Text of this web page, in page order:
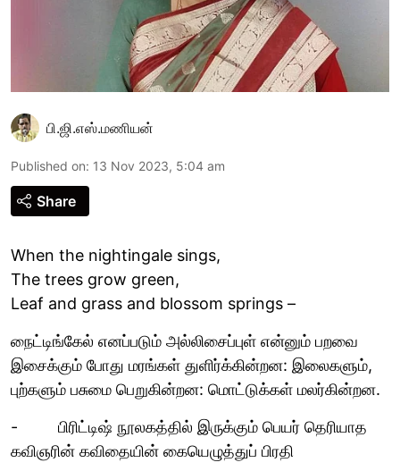
பி.ஜி.எஸ்.மணியன்
Published on: 13 Nov 2023, 5:04 am
Share
When the nightingale sings,
The trees grow green,
Leaf and grass and blossom springs –
நைட்டிங்கேல் எனப்படும் அல்லிசைப்புள் என்னும் பறவை
இசைக்கும் போது மரங்கள் துளிர்க்கின்றன: இலைகளும்,
புற்களும் பசுமை பெறுகின்றன: மொட்டுக்கள் மலர்கின்றன.
- பிரிட்டிஷ் நூலகத்தில் இருக்கும் பெயர் தெரியாத
கவிஞரின் கவிதையின் கையெழுத்துப் பிரதி